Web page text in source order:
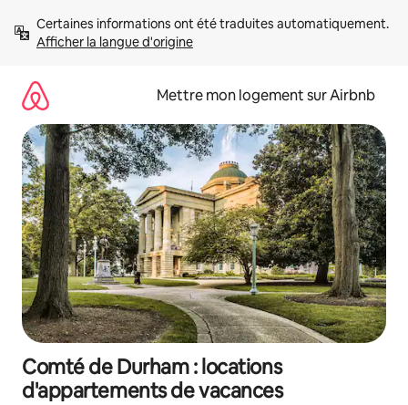
directement
Afficher la langue d'origine
Mettre mon logement sur Airbnb
Comté de Durham : locations
d'appartements de vacances